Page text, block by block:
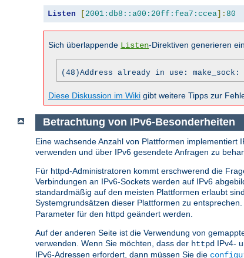
Listen [ 2001:db8::a00:20ff:fea7:ccea]: 80
Sich überlappende Listen-Direktiven generieren
(48)Address already in use:
Diese Diskussion im Wiki gibt weitere Tipps zur
Betrachtung von IPv6-Besonderheiten
Eine wachsende Anzahl von Plattformen implementiert
verwenden und über IPv6 gesendete Anfragen zu
Für httpd-Administratoren kommt erschwerend die
Verbindungen an IPv6-Sockets werden auf IPv6
standardmäßig auf den meisten Plattformen erlaubt
Systemgrundsätzen dieser Plattformen zu
Parameter für den httpd geändert werden.
Auf der anderen Seite ist die Verwendung von
verwenden. Wenn Sie möchten, dass der httpd IPv4-
IPv6-Adressen erfordert, dann müssen Sie die